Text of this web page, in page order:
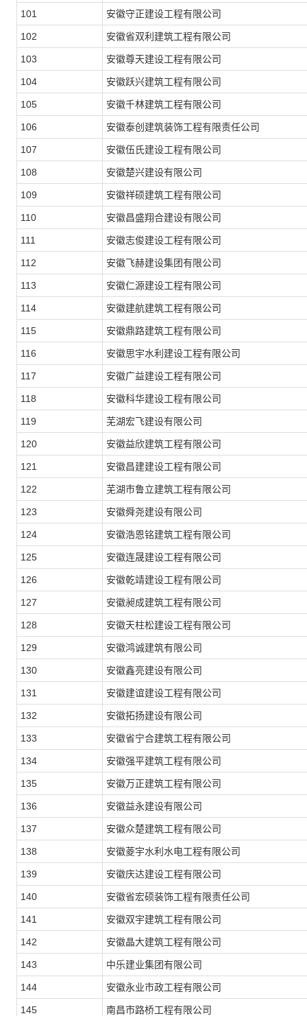
101 安徽守正建设工程有限公司
102 安徽省双利建筑工程有限公司
103 安徽尊天建设工程有限公司
104 安徽跃兴建筑工程有限公司
105 安徽千林建筑工程有限公司
106 安徽泰创建筑装饰工程有限责任公司
107 安徽伍氏建设工程有限公司
108 安徽楚兴建设有限公司
109 安徽祥硕建筑工程有限公司
110 安徽昌盛翔合建设有限公司
111 安徽志俊建设工程有限公司
112 安徽飞赫建设集团有限公司
113 安徽仁源建设工程有限公司
114 安徽建航建筑工程有限公司
115 安徽鼎路建筑工程有限公司
116 安徽思宇水利建设工程有限公司
117 安徽广益建设工程有限公司
118 安徽科华建设工程有限公司
119 芜湖宏飞建设有限公司
120 安徽益欣建筑工程有限公司
121 安徽昌建建设工程有限公司
122 芜湖市鲁立建筑工程有限公司
123 安徽舜尧建设有限公司
124 安徽浩恩铭建筑工程有限公司
125 安徽连晟建设工程有限公司
126 安徽乾靖建设工程有限公司
127 安徽昶成建筑工程有限公司
128 安徽天柱松建设工程有限公司
129 安徽鸿诚建筑有限公司
130 安徽鑫亮建设有限公司
131 安徽建谊建设工程有限公司
132 安徽拓扬建设有限公司
133 安徽省宁合建筑工程有限公司
134 安徽强平建筑工程有限公司
135 安徽万正建筑工程有限公司
136 安徽益永建设有限公司
137 安徽众楚建筑工程有限公司
138 安徽菱宇水利水电工程有限公司
139 安徽庆达建设工程有限公司
140 安徽省宏硕装饰工程有限责任公司
141 安徽双宇建筑工程有限公司
142 安徽晶大建筑工程有限公司
143 中乐建业集团有限公司
144 安徽永业市政工程有限公司
145 南昌市路桥工程有限公司